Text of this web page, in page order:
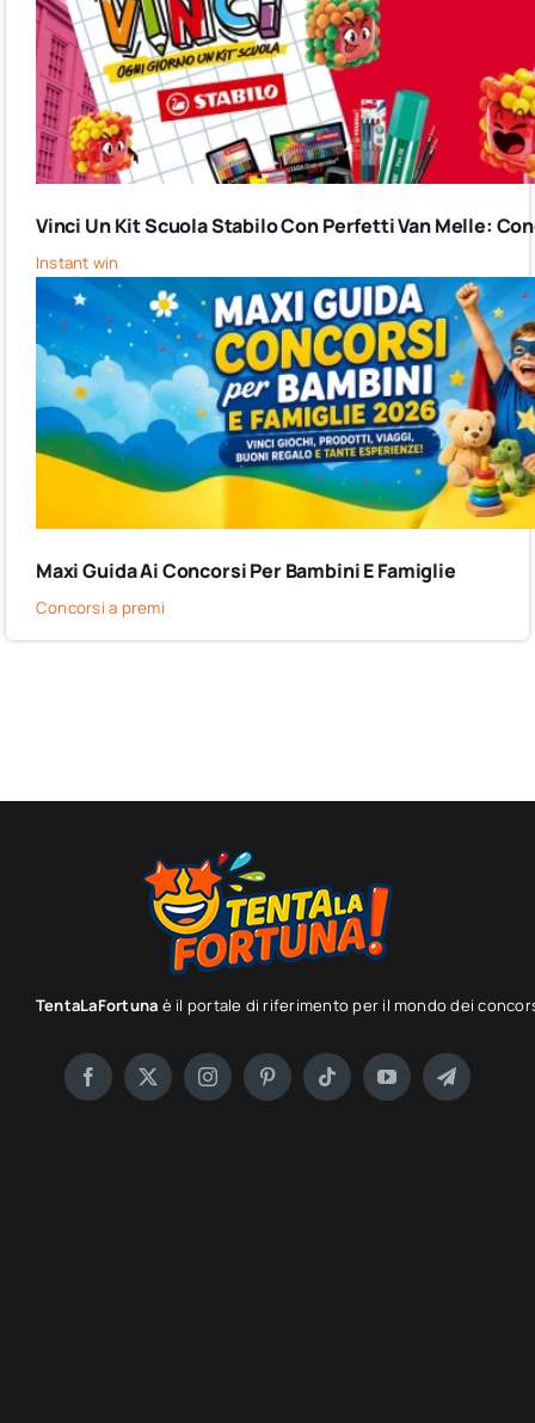
Vinci Un Kit Scuola Stabilo Con Perfetti Van Melle:
Instant win
Maxi Guida Ai Concorsi Per Bambini E Famiglie
Concorsi a premi
TentaLaFortuna è il portale di riferimento per il mondo dei